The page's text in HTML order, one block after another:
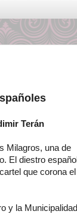
Terán
Milagros, una de
El diestro español
que corona el
y la Municipalidad